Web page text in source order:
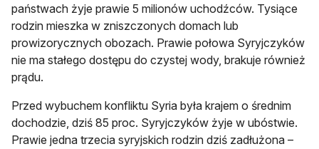
państwach żyje prawie 5 milionów uchodźców. Tysiące
rodzin mieszka w zniszczonych domach lub
prowizorycznych obozach. Prawie połowa Syryjczyków
nie ma stałego dostępu do czystej wody, brakuje również
prądu.
Przed wybuchem konfliktu Syria była krajem o średnim
dochodzie, dziś 85 proc. Syryjczyków żyje w ubóstwie.
Prawie jedna trzecia syryjskich rodzin dziś zadłużona –